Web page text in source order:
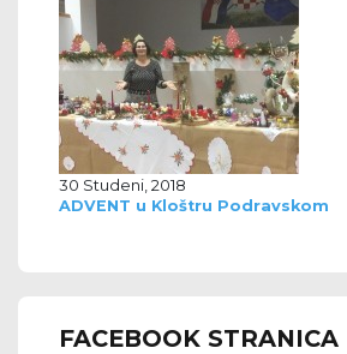
30 Studeni, 2018
ADVENT u Kloštru Podravskom
FACEBOOK STRANICA